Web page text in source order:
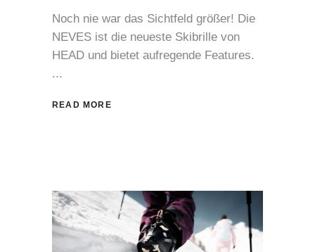
Noch nie war das Sichtfeld größer! Die
NEVES ist die neueste Skibrille von
HEAD und bietet aufregende Features.
READ MORE